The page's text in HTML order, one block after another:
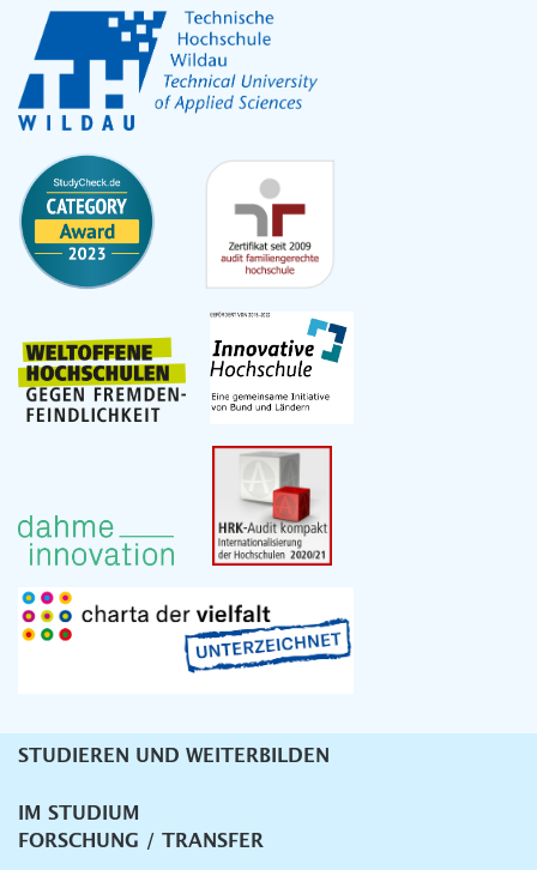
Unternavigation
STUDIEREN UND WEITERBILDEN
IM STUDIUM
FORSCHUNG / TRANSFER